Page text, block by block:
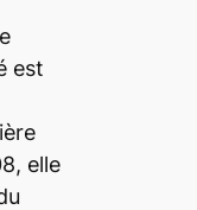
est
elle